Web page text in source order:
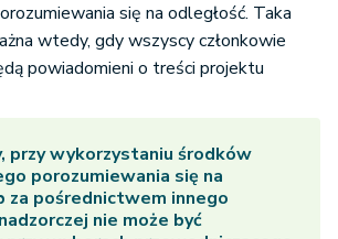
się na odległość. Taka
wtedy, gdy wszyscy członkowie
powiadomieni o treści projektu
przy wykorzystaniu środków
porozumiewania się na
za pośrednictwem innego
nie może być